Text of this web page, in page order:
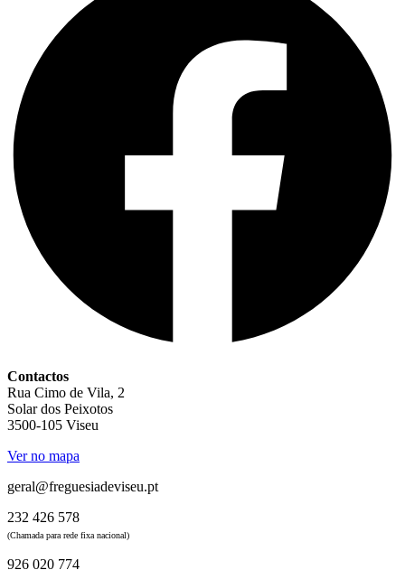
Contactos
Rua Cimo de Vila, 2
Solar dos Peixotos
3500-105 Viseu
Ver no mapa
geral@freguesiadeviseu.pt
232 426 578
(Chamada para rede fixa nacional)
926 020 774